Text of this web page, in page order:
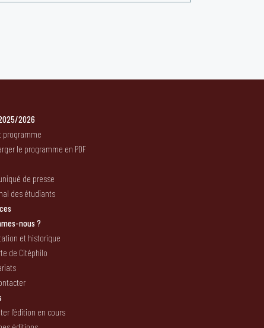
2026
programme
le programme en PDF
de presse
des étudiants
nous ?
et historique
de Citéphilo
l’édition en cours